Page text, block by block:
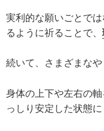
実利的な願いごとで
るように祈ることで、
続いて、さまざまな
身体の上下や左右の
っしり安定した状態に